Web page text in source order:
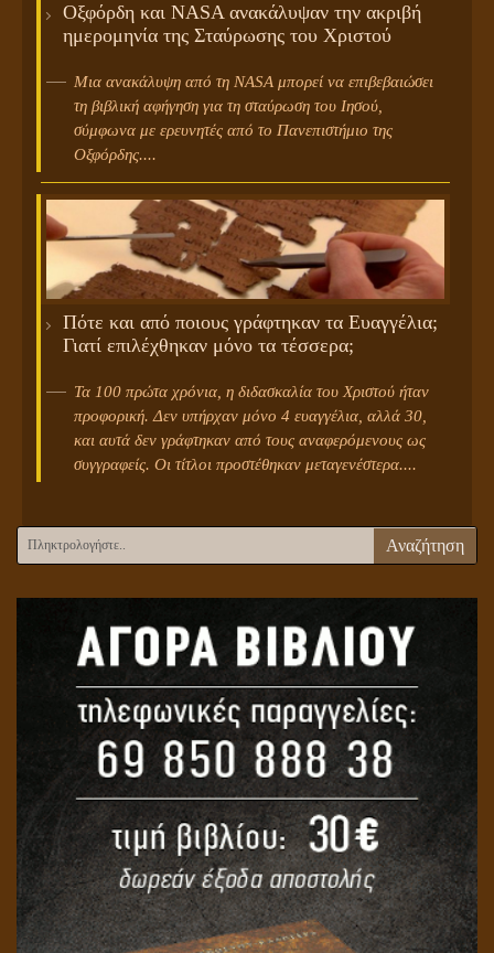
Οξφόρδη και NASA ανακάλυψαν την ακριβή
ημερομηνία της Σταύρωσης του Χριστού
Μια ανακάλυψη από τη NASA μπορεί να επιβεβαιώσει
τη βιβλική αφήγηση για τη σταύρωση του Ιησού,
σύμφωνα με ερευνητές από το Πανεπιστήμιο της
Οξφόρδης....
Πότε και από ποιους γράφτηκαν τα Ευαγγέλια;
Γιατί επιλέχθηκαν μόνο τα τέσσερα;
Τα 100 πρώτα χρόνια, η διδασκαλία του Χριστού ήταν
προφορική. Δεν υπήρχαν μόνο 4 ευαγγέλια, αλλά 30,
και αυτά δεν γράφτηκαν από τους αναφερόμενους ως
συγγραφείς. Οι τίτλοι προστέθηκαν μεταγενέστερα....
Αναζήτηση